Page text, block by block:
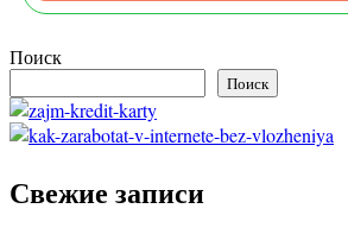
Поиск
Поиск
Свежие записи